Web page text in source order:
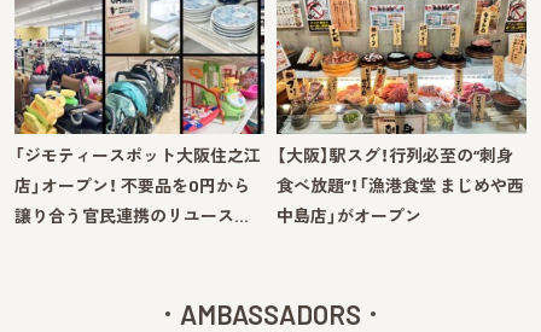
「ジモティースポット大阪住之江
店」オープン！ 不要品を0円から
譲り合う官民連携のリユース…
【大阪】駅スグ！行列必至の“刺身
食べ放題”！「漁港食堂 まじめや西
中島店」がオープン
AMBASSADORS